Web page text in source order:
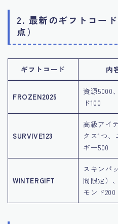
2. 最新のギフトコー
点）
ギフトコード 内
FROZEN2025
資源5000
ド100
SURVIVE123
高級アイ
クス1つ、
ギー500
WINTERGIFT
スキンパ
間限定）
モンド200